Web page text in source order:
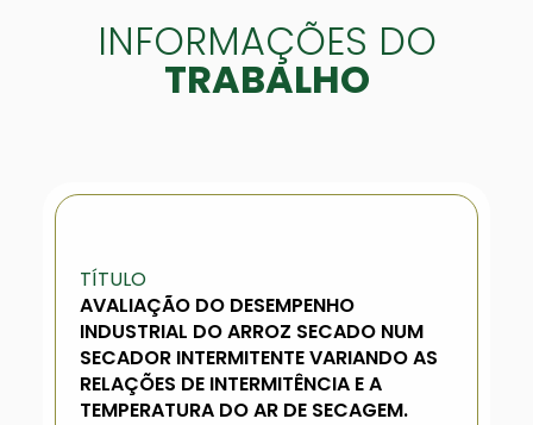
INFORMAÇÕES DO
TRABALHO
TÍTULO
AVALIAÇÃO DO DESEMPENHO
INDUSTRIAL DO ARROZ SECADO NUM
SECADOR INTERMITENTE VARIANDO AS
RELAÇÕES DE INTERMITÊNCIA E A
TEMPERATURA DO AR DE SECAGEM.